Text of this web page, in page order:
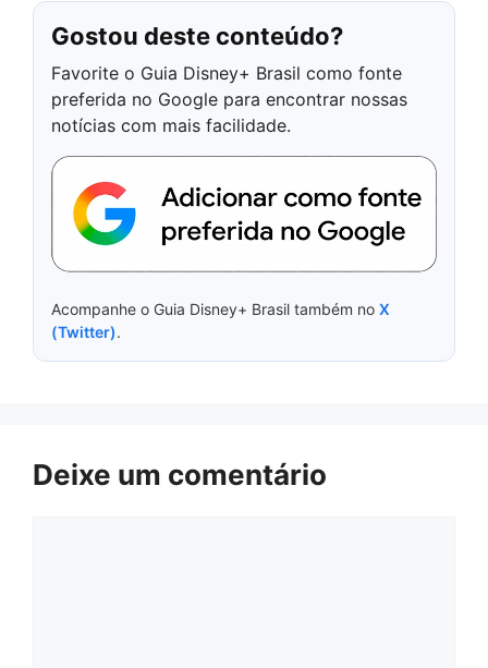
Gostou deste conteúdo?
Favorite o Guia Disney+ Brasil como fonte
preferida no Google para encontrar nossas
notícias com mais facilidade.
Acompanhe o Guia Disney+ Brasil também no X
(Twitter).
Deixe um comentário